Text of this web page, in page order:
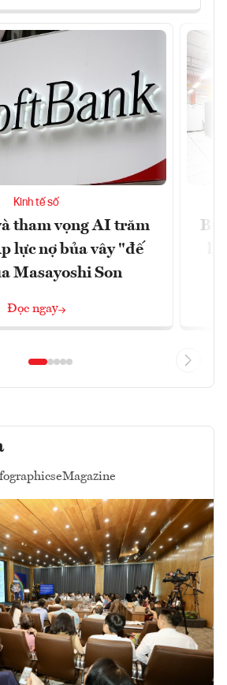
Kinh tế số
tham vọng AI trăm
lực nợ bủa vây "đế
Masayoshi Son
Đọc ngay
eMagazine